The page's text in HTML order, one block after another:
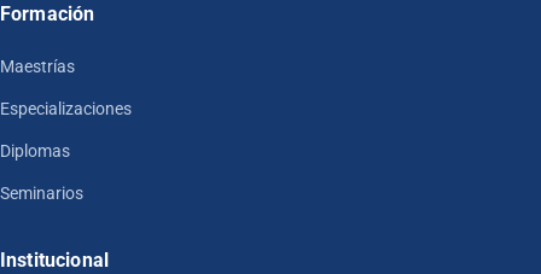
Formación
Maestrías
Especializaciones
Diplomas
Seminarios
Institucional